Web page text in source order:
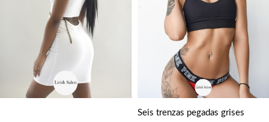
Seis trenzas pegadas grises